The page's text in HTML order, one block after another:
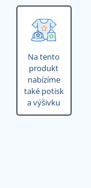
Na tento
produkt
nabízíme
také potisk
a výšivku